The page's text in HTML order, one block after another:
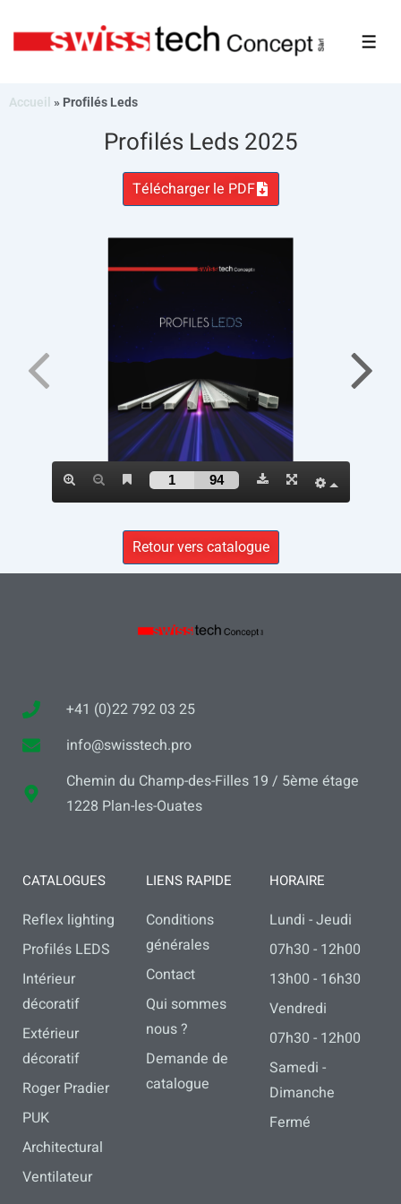
Accueil » Profilés Leds
Profilés Leds 2025
Télécharger le PDF
Retour vers catalogue
+41 (0)22 792 03 25
info@swisstech.pro
Chemin du Champ-des-Filles 19 / 5ème étage
1228 Plan-les-Ouates
CATALOGUES
Reflex lighting
Profilés LEDS
Intérieur
décoratif
Extérieur
décoratif
Roger Pradier
PUK
Architectural
Ventilateur
LIENS RAPIDE
Conditions
générales
Contact
Qui sommes
nous ?
Demande de
catalogue
HORAIRE
Lundi - Jeudi
07h30 - 12h00
13h00 - 16h30
Vendredi
07h30 - 12h00
Samedi -
Dimanche
Fermé